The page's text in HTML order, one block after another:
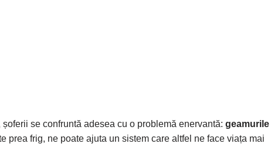
șoferii se confruntă adesea cu o problemă enervantă: geamurile
prea frig, ne poate ajuta un sistem care altfel ne face viața mai